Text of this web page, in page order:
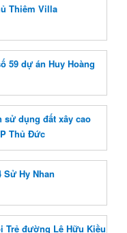
Thiêm Villa
59 dự án Huy Hoàng
sử dụng đất xây cao
Thủ Đức
Sử Hy Nhan
Trẻ đường Lê Hữu Kiều